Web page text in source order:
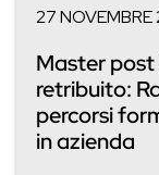
27
Master
retribuito:
percorsi
in azienda